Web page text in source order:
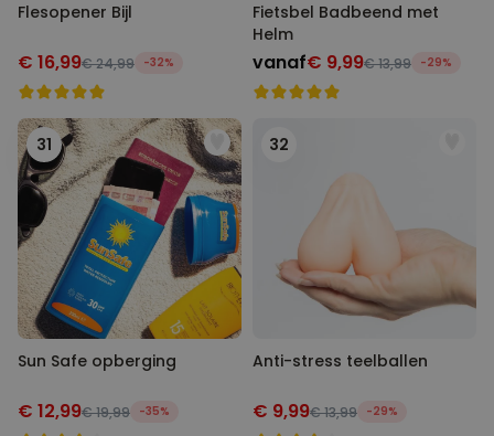
Flesopener Bijl
€ 16,99€ 24,99 -32%
Fietsbel Badbeend met
Helm
vanaf€ 9,99€ 13,99 -29%
31
Sun Safe opberging
€ 12,99€ 19,99 -35%
32
Anti-stress teelballen
€ 9,99€ 13,99 -29%